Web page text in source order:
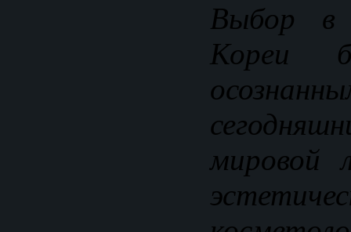
Выбор в
Кореи
мировой